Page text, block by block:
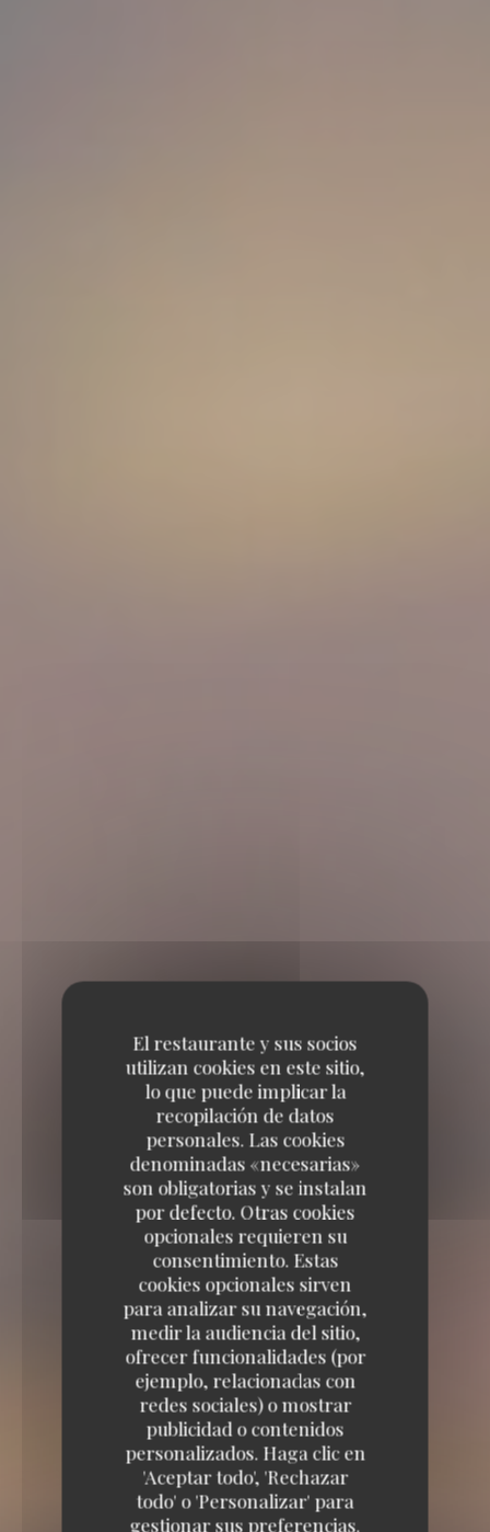
El restaurante y sus socios
utilizan cookies en este sitio,
lo que puede implicar la
recopilación de datos
personales. Las cookies
denominadas «necesarias»
son obligatorias y se instalan
por defecto. Otras cookies
opcionales requieren su
consentimiento. Estas
cookies opcionales sirven
para analizar su navegación,
medir la audiencia del sitio,
ofrecer funcionalidades (por
ejemplo, relacionadas con
redes sociales) o mostrar
publicidad o contenidos
personalizados. Haga clic en
'Aceptar todo', 'Rechazar
todo' o 'Personalizar' para
gestionar sus preferencias.